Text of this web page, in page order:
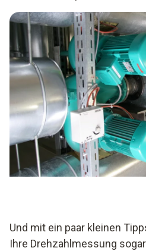
Und mit ein paar kleinen
Ihre Drehzahlmessung